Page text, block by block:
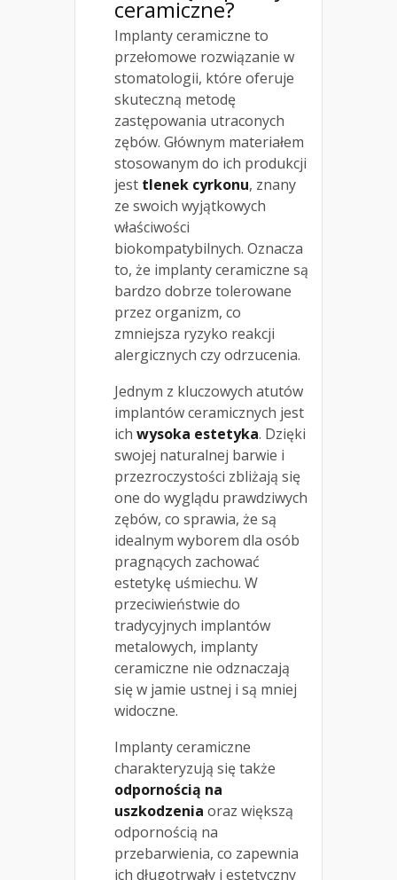
ceramiczne?
Implanty ceramiczne to
przełomowe rozwiązanie w
stomatologii, które oferuje
skuteczną metodę
zastępowania utraconych
zębów. Głównym materiałem
stosowanym do ich produkcji
jest tlenek cyrkonu, znany
ze swoich wyjątkowych
właściwości
biokompatybilnych. Oznacza
to, że implanty ceramiczne są
bardzo dobrze tolerowane
przez organizm, co
zmniejsza ryzyko reakcji
alergicznych czy odrzucenia.
Jednym z kluczowych atutów
implantów ceramicznych jest
ich wysoka estetyka. Dzięki
swojej naturalnej barwie i
przezroczystości zbliżają się
one do wyglądu prawdziwych
zębów, co sprawia, że są
idealnym wyborem dla osób
pragnących zachować
estetykę uśmiechu. W
przeciwieństwie do
tradycyjnych implantów
metalowych, implanty
ceramiczne nie odznaczają
się w jamie ustnej i są mniej
widoczne.
Implanty ceramiczne
charakteryzują się także
odpornością na
uszkodzenia oraz większą
odpornością na
przebarwienia, co zapewnia
ich długotrwały i estetyczny